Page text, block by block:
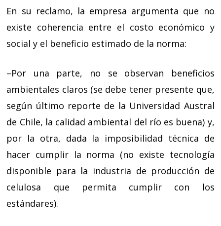
En su reclamo, la empresa argumenta que no
existe coherencia entre el costo económico y
social y el beneficio estimado de la norma:
–Por una parte, no se observan beneficios
ambientales claros (se debe tener presente que,
según último reporte de la Universidad Austral
de Chile, la calidad ambiental del río es buena) y,
por la otra, dada la imposibilidad técnica de
hacer cumplir la norma (no existe tecnología
disponible para la industria de producción de
celulosa que permita cumplir con los
estándares).